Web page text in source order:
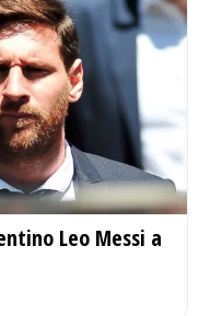
Leo Messi a